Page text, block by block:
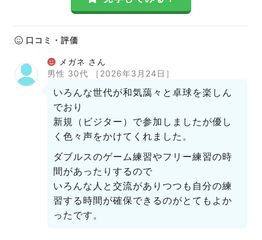
口コミ・評価
メガネ さん
男性 30代
［2026年3月24日］
いろんな世代が和気藹々と卓球を楽しん
でおり
新規（ビジター）で参加しましたが優し
く色々声をかけてくれました。
ダブルスのゲーム練習やフリー練習の時
間があったりするので
いろんな人と交流がありつつも自分の練
習する時間が確保できるのがとてもよか
ったです。